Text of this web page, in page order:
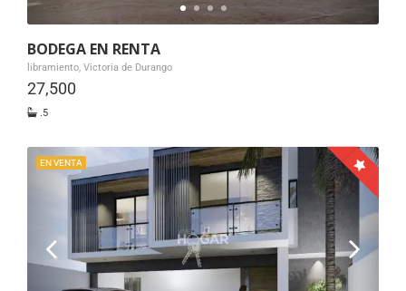
BODEGA EN RENTA
libramiento, Victoria de Durango
27,500
.5
EN VENTA